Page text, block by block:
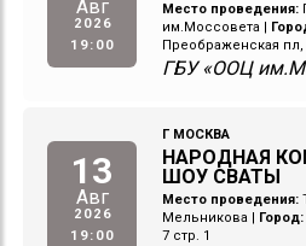
Авг
2026
19:00
Место проведения:
им.Моссовета
Преображенская пл,
ГБУ «ООЦ
13
Авг
2026
19:00
Г МОСКВА
НАРОДНАЯ
ШОУ СВАТЫ
Место проведения:
Мельникова
Город:
7 стр. 1